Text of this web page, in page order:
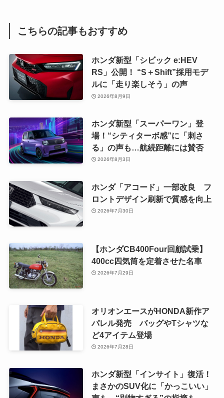
こちらの記事もおすすめ
ホンダ新型「シビック e:HEV
RS」公開！ “S＋Shift”採用モデ
ルに「走り楽しそう」の声
2026年8月9日
ホンダ新型「スーパーワン」登
場！“シティターボ感”に「刺さ
る」の声も…航続距離には賛否
2026年8月3日
ホンダ「アコード」一部改良 フ
ロントデザイン刷新で質感を向上
2026年7月30日
【ホンダCB400Four回顧試乗】
400cc四気筒を定着させた名車
2026年7月29日
オリオンエースがHONDA新作ア
パレル発売 バッグやTシャツな
ど4アイテム登場
2026年7月28日
ホンダ新型「インサイト」復活！
まさかのSUV化に「かっこいい」